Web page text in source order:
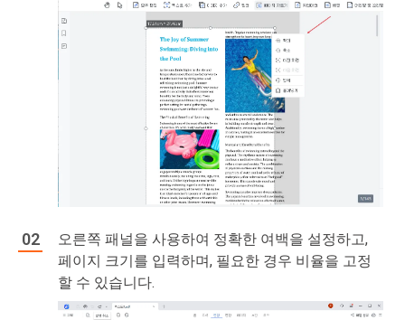
오른쪽 패널을 사용하여 정확한 여백을 설정하고,
페이지 크기를 입력하며, 필요한 경우 비율을 고정
할 수 있습니다.